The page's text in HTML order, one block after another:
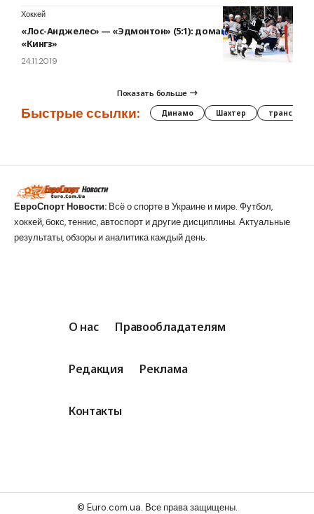
Хоккей
«Лос-Анджелес» — «Эдмонтон» (5:1): домашняя серия
«Кингз»
24.11.2019
Показать больше
Быстрые ссылки: Динамо Шахтер трансферы
ЕвроСпорт Новости: Всё о спорте в Украине и мире. Футбол,
хоккей, бокс, теннис, автоспорт и другие дисциплины. Актуальные
результаты, обзоры и аналитика каждый день.
О нас Правообладателям
Редакция Реклама
Контакты
© Euro.com.ua. Все права защищены.